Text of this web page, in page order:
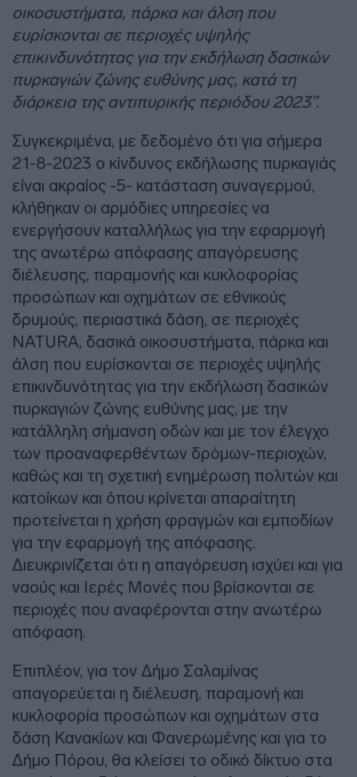
οικοσυστήματα, πάρκα και άλση που
ευρίσκονται σε περιοχές υψηλής
επικινδυνότητας για την εκδήλωση δασικών
πυρκαγιών ζώνης ευθύνης μας, κατά τη
διάρκεια της αντιπυρικής περιόδου 2023”.
Συγκεκριμένα, με δεδομένο ότι για σήμερα
21-8-2023 ο κίνδυνος εκδήλωσης πυρκαγιάς
είναι ακραίος -5- κατάσταση συναγερμού,
κλήθηκαν οι αρμόδιες υπηρεσίες να
ενεργήσουν καταλλήλως για την εφαρμογή
της ανωτέρω απόφασης απαγόρευσης
διέλευσης, παραμονής και κυκλοφορίας
προσώπων και οχημάτων σε εθνικούς
δρυμούς, περιαστικά δάση, σε περιοχές
NATURA, δασικά οικοσυστήματα, πάρκα και
άλση που ευρίσκονται σε περιοχές υψηλής
επικινδυνότητας για την εκδήλωση δασικών
πυρκαγιών ζώνης ευθύνης μας, με την
κατάλληλη σήμανση οδών και με τον έλεγχο
των προαναφερθέντων δρόμων-περιοχών,
καθώς και τη σχετική ενημέρωση πολιτών και
κατοίκων και όπου κρίνεται απαραίτητη
προτείνεται η χρήση φραγμών και εμποδίων
για την εφαρμογή της απόφασης.
Διευκρινίζεται ότι η απαγόρευση ισχύει και για
ναούς και Ιερές Μονές που βρίσκονται σε
περιοχές που αναφέρονται στην ανωτέρω
απόφαση.
Επιπλέον, για τον Δήμο Σαλαμίνας
απαγορεύεται η διέλευση, παραμονή και
κυκλοφορία προσώπων και οχημάτων στα
δάση Κανακίων και Φανερωμένης και για το
Δήμο Πόρου, θα κλείσει το οδικό δίκτυο στα